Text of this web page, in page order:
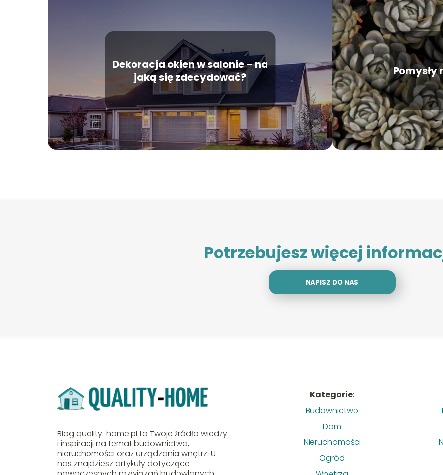
Dekoracja okien w salonie – na
jaką się zdecydować?
Pomysły
Potrzebujesz więcej
NAPISZ DO NAS
Blog quality-home.pl to Twoje źródło wiedzy
i inspiracji na temat budownictwa,
nieruchomości oraz urządzania wnętrz. U
nas znajdziesz artykuły dotyczące
Kategorie:
Budownictwo
Dom
Nieruchomości
Ogród